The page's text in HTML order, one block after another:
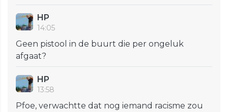
HP
14:05
Geen pistool in de buurt die per ongeluk
afgaat?
HP
13:58
Pfoe, verwachtte dat nog iemand racisme zou